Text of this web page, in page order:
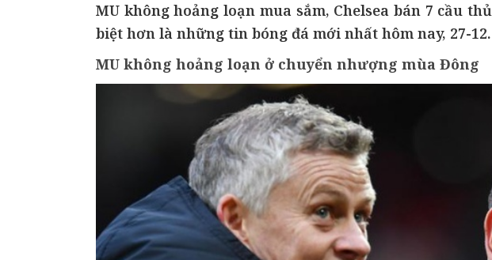
MU không hoảng loạn mua sắm, Chelsea bán 7 cầu
biệt hơn là những tin bóng đá mới nhất hôm nay, 27-12.
MU không hoảng loạn ở chuyển nhượng mùa Đông